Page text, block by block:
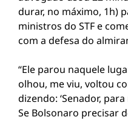
durar, no máximo, 1h)
ministros do STF e
com a defesa do
“Ele parou naquele
olhou, me viu, voltou
dizendo: ‘Senador,
Se Bolsonaro precisar